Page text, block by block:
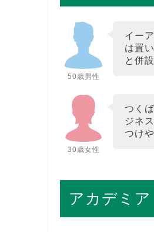
50歳男性
イー
は置
と併
30歳女性
つく
ジネ
つけ
アカデミ